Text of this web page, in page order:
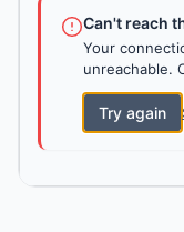
Can't reach
Your
unreachable.
Try again